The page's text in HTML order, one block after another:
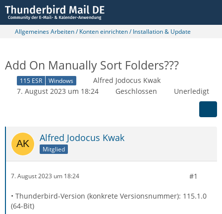
Allgemeines Arbeiten / Konten einrichten / Installation & Update
Add On Manually Sort Folders???
115 ESR Windows
Alfred Jodocus Kwak
7. August 2023 um 18:24
Geschlossen Unerledigt
Alfred Jodocus Kwak
Mitglied
7. August 2023 um 18:24 #1
• Thunderbird-Version (konkrete Versionsnummer): 115.1.0
(64-Bit)